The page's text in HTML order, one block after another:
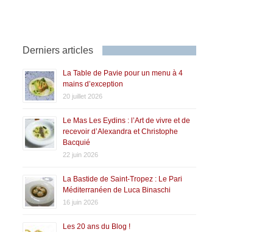
Derniers articles
La Table de Pavie pour un menu à 4
mains d’exception
20 juillet 2026
Le Mas Les Eydins : l’Art de vivre et de
recevoir d’Alexandra et Christophe
Bacquié
22 juin 2026
La Bastide de Saint-Tropez : Le Pari
Méditerranéen de Luca Binaschi
16 juin 2026
Les 20 ans du Blog !